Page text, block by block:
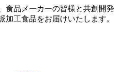
食品メーカーの皆様と共創開発
加工食品をお届けいたします。